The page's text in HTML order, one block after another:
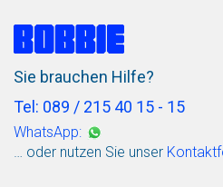
Sie brauchen Hilfe?
Tel: 089 / 215 40 15 - 15
WhatsApp:
… oder nutzen Sie unser